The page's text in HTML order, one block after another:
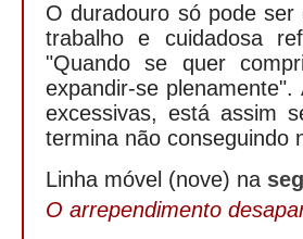
O duradouro só pode ser
trabalho e cuidadosa
"Quando se quer
expandir-se
excessivas, está assim
termina não conseguindo
Linha móvel (nove) na
O arrependimento